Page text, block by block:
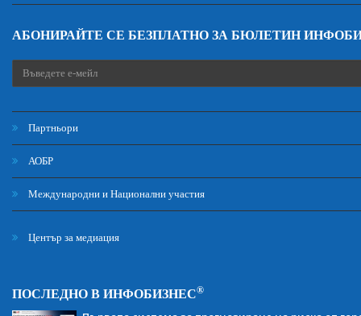
АБОНИРАЙТЕ СЕ БЕЗПЛАТНО ЗА БЮЛЕТИН
Партньори
АОБР
Международни и Национални участия
Център за медиация
ПОСЛЕДНО В ИНФОБИЗНЕС®